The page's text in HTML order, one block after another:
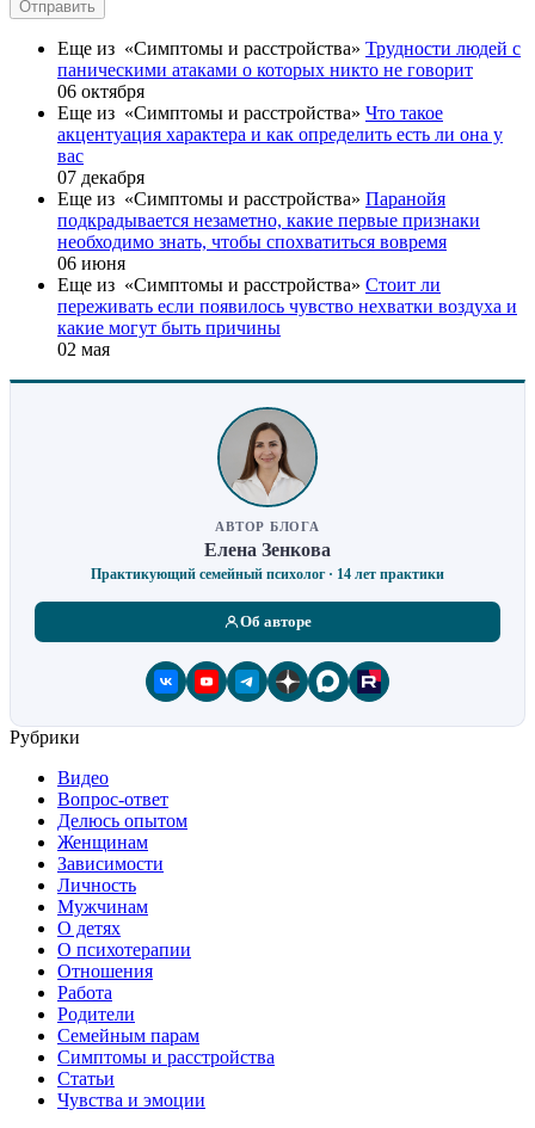
Отправить
Еще из «Симптомы и расстройства» Трудности людей с
паническими атаками о которых никто не говорит
06 октября
Еще из «Симптомы и расстройства» Что такое
акцентуация характера и как определить есть ли она у
вас
07 декабря
Еще из «Симптомы и расстройства» Паранойя
подкрадывается незаметно, какие первые признаки
необходимо знать, чтобы спохватиться вовремя
06 июня
Еще из «Симптомы и расстройства» Стоит ли
переживать если появилось чувство нехватки воздуха и
какие могут быть причины
02 мая
АВТОР БЛОГА
Елена Зенкова
Практикующий семейный психолог · 14 лет практики
Об авторе
Рубрики
Видео
Вопрос-ответ
Делюсь опытом
Женщинам
Зависимости
Личность
Мужчинам
О детях
О психотерапии
Отношения
Работа
Родители
Семейным парам
Симптомы и расстройства
Статьи
Чувства и эмоции